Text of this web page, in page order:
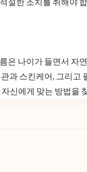
은 나이가 들면서 자
과 스킨케어, 그리고
신에게 맞는 방법을